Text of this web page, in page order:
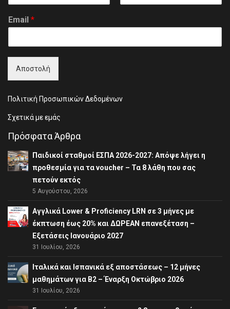
i
rEmail *
Αποστολή
Πολιτική Προσωπικών Δεδομένων
Σχετικά με εμάς
Πρόσφατα Άρθρα
Παιδικοί σταθμοί ΕΣΠΑ 2026-2027: Απόψε λήγει η
προθεσμία για τα voucher – Τα 8 λάθη που σας
πετούν εκτός
5 Αυγούστου, 2026
Αγγλικά Lower & Proficiency LRN σε 3 μήνες με
έκπτωση έως 20% και ΔΩΡΕΑΝ επανεξέταση –
Εξετάσεις Ιανουάριο 2027
31 Ιουλίου, 2026
Ιταλικά και Ισπανικά εξ αποστάσεως – 12 μήνες
μαθημάτων για B2 – Έναρξη Οκτώβριο 2026
31 Ιουλίου, 2026